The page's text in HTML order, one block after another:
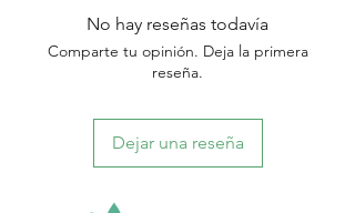
No hay reseñas todavía
Comparte tu opinión. Deja la primera
reseña.
Dejar una reseña